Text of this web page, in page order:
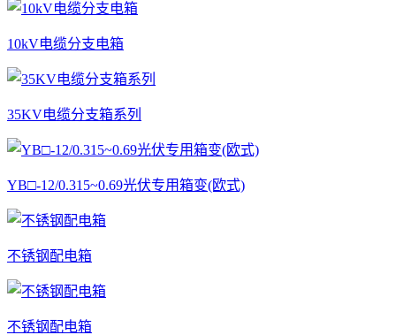
10kV电缆分支电箱
35KV电缆分支箱系列
YB□-12/0.315~0.69光伏专用箱变(欧式)
不锈钢配电箱
不锈钢配电箱